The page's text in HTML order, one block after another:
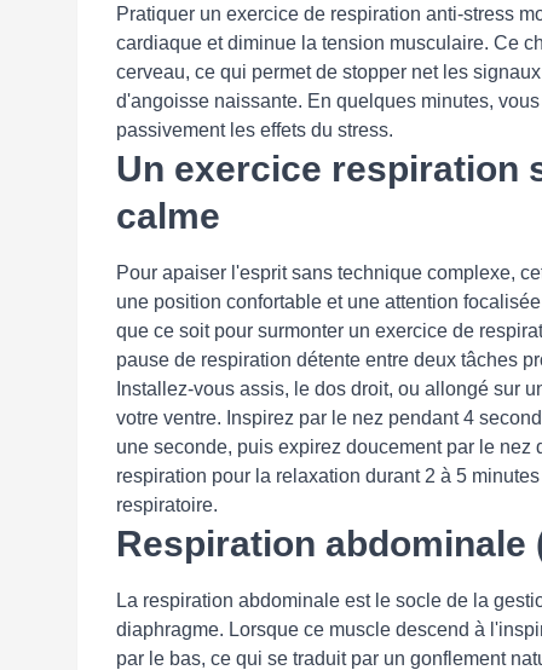
Pratiquer un exercice de respiration anti-stress
cardiaque et diminue la tension musculaire. Ce
cerveau, ce qui permet de stopper net les
d'angoisse naissante. En quelques minutes,
passivement les effets du stress.
Un exercice respiration
calme
Pour apaiser l'esprit sans technique complexe,
une position confortable et une attention
que ce soit pour surmonter un exercice de
pause de respiration détente entre deux tâches
Installez-vous assis, le dos droit, ou allongé sur
votre ventre. Inspirez par le nez pendant 4
une seconde, puis expirez doucement par le
respiration pour la relaxation durant 2 à 5
respiratoire.
Respiration abdominale
La respiration abdominale est le socle de la
diaphragme. Lorsque ce muscle descend à
par le bas, ce qui se traduit par un gonflement